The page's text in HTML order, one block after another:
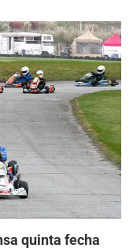
quinta fecha